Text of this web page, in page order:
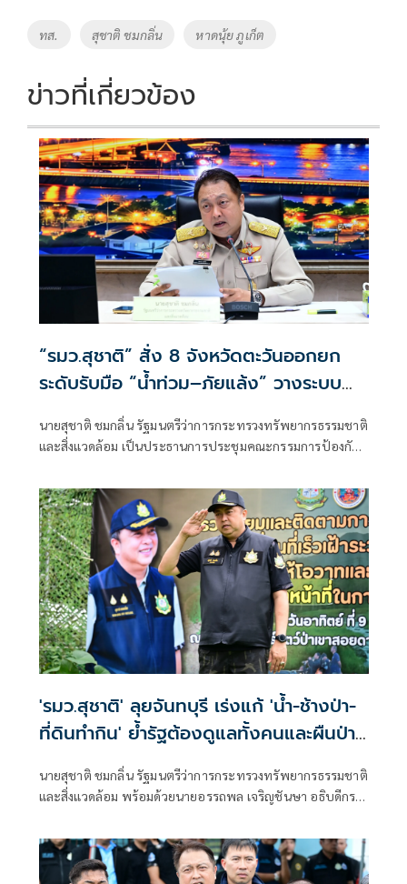
k
Li
k
Tags
ทส. สุชาติ ชมกลิ่น หาดนุ้ย ภูเก็ต
ข่าวที่เกี่ยวข้อง
“รมว.สุชาติ” สั่ง 8 จังหวัดตะวันออกยก
ระดับรับมือ “น้ำท่วม–ภัยแล้ง” วางระบบ
บริหารน้ำให้เกิดประโยชน์สูงสุด ตั้ง 3 คณะ
ทำงานย่อยลงพื้นที่แก้ปัญหา ย้ำ “ความ
เดือดร้อนประชาชนรอไม่ได้”
นายสุชาติ ชมกลิ่น รัฐมนตรีว่าการกระทรวงทรัพยากรธรรมชาติ
และสิ่งแวดล้อม เป็นประธานการประชุมคณะกรรมการป้องกัน
ที่ 1/2569 ณ ห้องประชุมชลบุรี ชั้น 3
'รมว.สุชาติ' ลุยจันทบุรี เร่งแก้ 'น้ำ-ช้างป่า-
ที่ดินทำกิน' ย้ำรัฐต้องดูแลทั้งคนและผืนป่า
เดินหน้าสร้างสมดุล 'คนอยู่ได้ ช้างอยู่ได้ ป่า
อยู่รอด'
นายสุชาติ ชมกลิ่น รัฐมนตรีว่าการกระทรวงทรัพยากรธรรมชาติ
และสิ่งแวดล้อม พร้อมด้วยนายอรรถพล เจริญชันษา อธิบดีกรม
วงฯ ลงพื้นที่อำเภอสอยดาว จังหวัดจันทบุรี รับฟังปัญหาจาก
ประชาชนโดยตรง